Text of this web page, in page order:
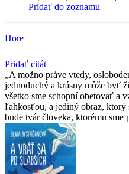
Pridať do zoznamu
Hore
Pridať citát
A možno práve vtedy,
jednoduchý a krásny môže byť
všetko sme schopní obetovať a
ľahkosťou, a jediný obraz, ktorý
bude tvár človeka, ktorému